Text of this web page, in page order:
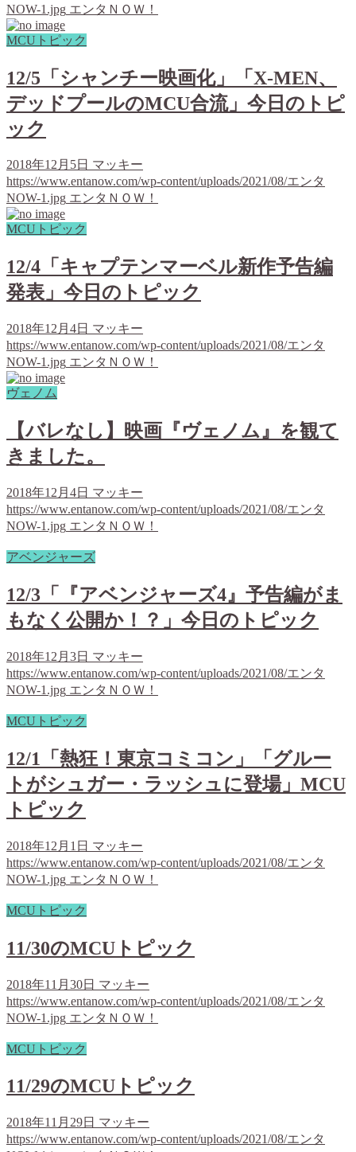
NOW-1.jpg エンタＮＯＷ！
MCUトピック
12/5「シャンチー映画化」「X-MEN、
デッドプールのMCU合流」今日のトピ
ック
2018年12月5日 マッキー
https://www.entanow.com/wp-content/uploads/2021/08/エンタ
NOW-1.jpg エンタＮＯＷ！
MCUトピック
12/4「キャプテンマーベル新作予告編
発表」今日のトピック
2018年12月4日 マッキー
https://www.entanow.com/wp-content/uploads/2021/08/エンタ
NOW-1.jpg エンタＮＯＷ！
ヴェノム
【バレなし】映画『ヴェノム』を観て
きました。
2018年12月4日 マッキー
https://www.entanow.com/wp-content/uploads/2021/08/エンタ
NOW-1.jpg エンタＮＯＷ！
アベンジャーズ
12/3「『アベンジャーズ4』予告編がま
もなく公開か！？」今日のトピック
2018年12月3日 マッキー
https://www.entanow.com/wp-content/uploads/2021/08/エンタ
NOW-1.jpg エンタＮＯＷ！
MCUトピック
12/1「熱狂！東京コミコン」「グルー
トがシュガー・ラッシュに登場」MCU
トピック
2018年12月1日 マッキー
https://www.entanow.com/wp-content/uploads/2021/08/エンタ
NOW-1.jpg エンタＮＯＷ！
MCUトピック
11/30のMCUトピック
2018年11月30日 マッキー
https://www.entanow.com/wp-content/uploads/2021/08/エンタ
NOW-1.jpg エンタＮＯＷ！
MCUトピック
11/29のMCUトピック
2018年11月29日 マッキー
https://www.entanow.com/wp-content/uploads/2021/08/エンタ